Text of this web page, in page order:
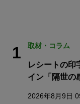
1 取材・コラム
レシートの印
イン「隔世の
2026年8月9日